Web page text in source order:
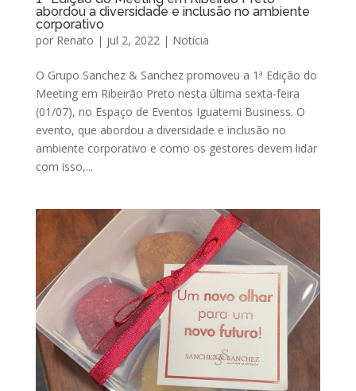
abordou a diversidade e inclusão no ambiente
corporativo
por Renato | jul 2, 2022| Notícia
O Grupo Sanchez & Sanchez promoveu a 1ª Edição do
Meeting em Ribeirão Preto nesta última sexta-feira
(01/07), no Espaço de Eventos Iguatemi Business. O
evento, que abordou a diversidade e inclusão no
ambiente corporativo e como os gestores devem lidar
com isso,...